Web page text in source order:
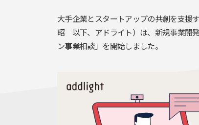
大手企業とスタートアップの共創を支援
昭 以下、アドライト）は、新規事業開
ン事業相談」を開始しました。